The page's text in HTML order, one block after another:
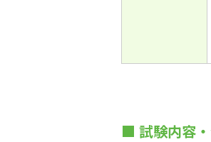
■ 試験内容